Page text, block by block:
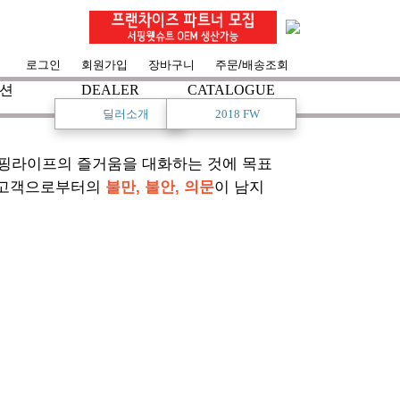
로그인 회원가입 장바구니 주문/배송조회
DEALER
딜러소개
CATALOGUE
2018 FW
라이프의 즐거움을 대화하는 것에 목표
객으로부터의 불만, 불안, 의문이 남지